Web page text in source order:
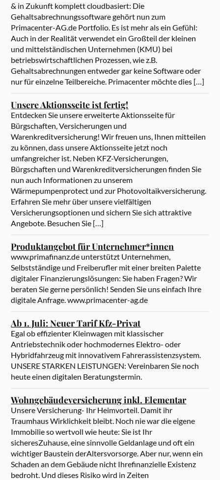
& in Zukunft komplett cloudbasiert: Die
Gehaltsabrechnungssoftware gehört nun zum
Primacenter-AG.de Portfolio. Es ist mehr als ein Gefühl:
Auch in der Realität verwendet ein Großteil der kleinen
und mittelständischen Unternehmen (KMU) bei
betriebswirtschaftlichen Prozessen, wie z.B.
Gehaltsabrechnungen entweder gar keine Software oder
nur für einzelne Teilbereiche. Primacenter möchte dies […]
Unsere Aktionsseite ist fertig!
Entdecken Sie unsere erweiterte Aktionsseite für
Bürgschaften, Versicherungen und
Warenkreditversicherung! Wir freuen uns, Ihnen mitteilen
zu können, dass unsere Aktionsseite jetzt noch
umfangreicher ist. Neben KFZ-Versicherungen,
Bürgschaften und Warenkreditversicherungen finden Sie
nun auch Informationen zu unserem
Wärmepumpenprotect und zur Photovoltaikversicherung.
Erfahren Sie mehr über unsere vielfältigen
Versicherungsoptionen und sichern Sie sich attraktive
Angebote. Besuchen Sie […]
Produktangebot für Unternehmer*innen
www.primafinanz.de unterstützt Unternehmen,
Selbstständige und Freiberufler mit einer breiten Palette
digitaler Finanzierungslösungen: Sie haben Fragen? Wir
beraten Sie gerne persönlich! Senden Sie uns einfach Ihre
digitale Anfrage. www.primacenter-ag.de
Ab 1. Juli: Neuer Tarif Kfz-Privat
Egal ob effizienter Kleinwagen mit klassischer
Antriebstechnik oder hochmodernes Elektro- oder
Hybridfahrzeug mit innovativem Fahrerassistenzsystem.
UNSERE STARKEN LEISTUNGEN: Vereinbaren Sie noch
heute einen digitalen Beratungstermin.
Wohngebäudeversicherung inkl. Elementar
Unsere Versicherung- Ihr Heimvorteil. Damit ihr
Traumhaus Wirklichkeit bleibt. Noch nie war die eigene
Immobilie so wertvoll wie heute: Sie ist Ihr
sicheresZuhause, eine sinnvolle Geldanlage und oft ein
wichtiger Baustein derAltersvorsorge. Aber nur, wenn ein
Schaden an dem Gebäude nicht Ihrefinanzielle Existenz
bedroht. Und dieses Risiko wird in Zeiten